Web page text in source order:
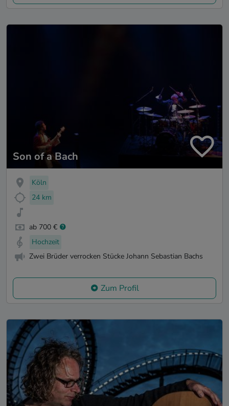
Son of a Bach
Köln
24 km
ab 700 €
Hochzeit
Zwei Brüder verrocken Stücke Johann Sebastian Bachs
Zum Profil